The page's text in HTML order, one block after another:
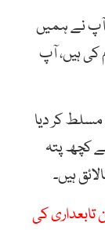
آپ نے ہمیں
کی ہیں، آپ
مسلطکر دیا
کچھ پتہ
ہیں۔
کی